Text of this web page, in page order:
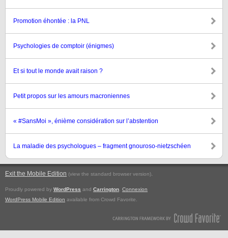
Promotion éhontée : la PNL
Psychologies de comptoir (énigmes)
Et si tout le monde avait raison ?
Petit propos sur les amours macroniennes
« #SansMoi », énième considération sur l’abstention
La maladie des psychologues – fragment gnouroso-nietzschéen
Exit the Mobile Edition (view the standard browser version).
Proudly powered by WordPress and Carrington Connexion
WordPress Mobile Edition available from Crowd Favorite.